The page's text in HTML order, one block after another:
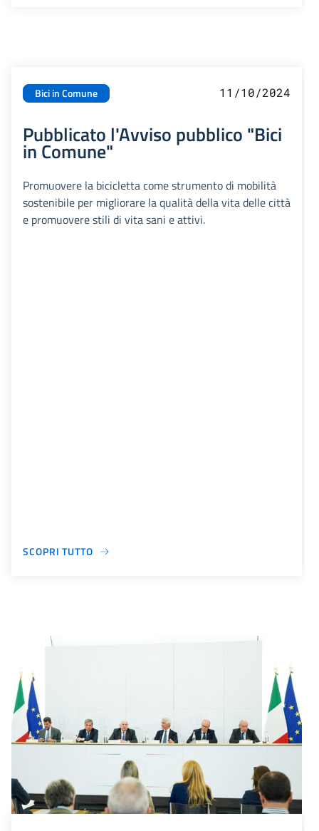
Bici in Comune 11/10/2024
Pubblicato l'Avviso pubblico "Bici
in Comune"
Promuovere la bicicletta come strumento di mobilità
sostenibile per migliorare la qualità della vita delle città
e promuovere stili di vita sani e attivi.
SCOPRI TUTTO